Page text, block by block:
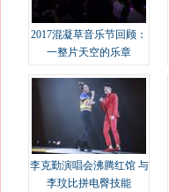
2017混凝草音乐节回顾：
一整片天空的乐章
李克勤演唱会沸腾红馆 与
李玟比拼电臀技能